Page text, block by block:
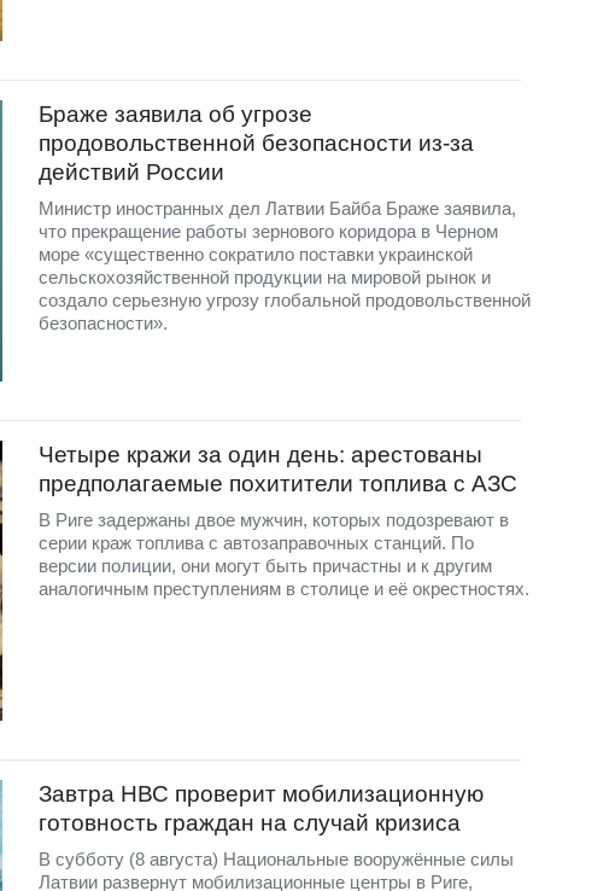
Браже заявила об угрозе
продовольственной безопасности из-за
действий России
Министр иностранных дел Латвии Байба Браже заявила,
что прекращение работы зернового коридора в Черном
море «существенно сократило поставки украинской
сельскохозяйственной продукции на мировой рынок и
создало серьезную угрозу глобальной продовольственной
безопасности».
Четыре кражи за один день: арестованы
предполагаемые похитители топлива с АЗС
В Риге задержаны двое мужчин, которых подозревают в
серии краж топлива с автозаправочных станций. По
версии полиции, они могут быть причастны и к другим
аналогичным преступлениям в столице и её окрестностях.
Завтра НВС проверит мобилизационную
готовность граждан на случай кризиса
В субботу (8 августа) Национальные вооружённые силы
Латвии развернут мобилизационные центры в Риге,